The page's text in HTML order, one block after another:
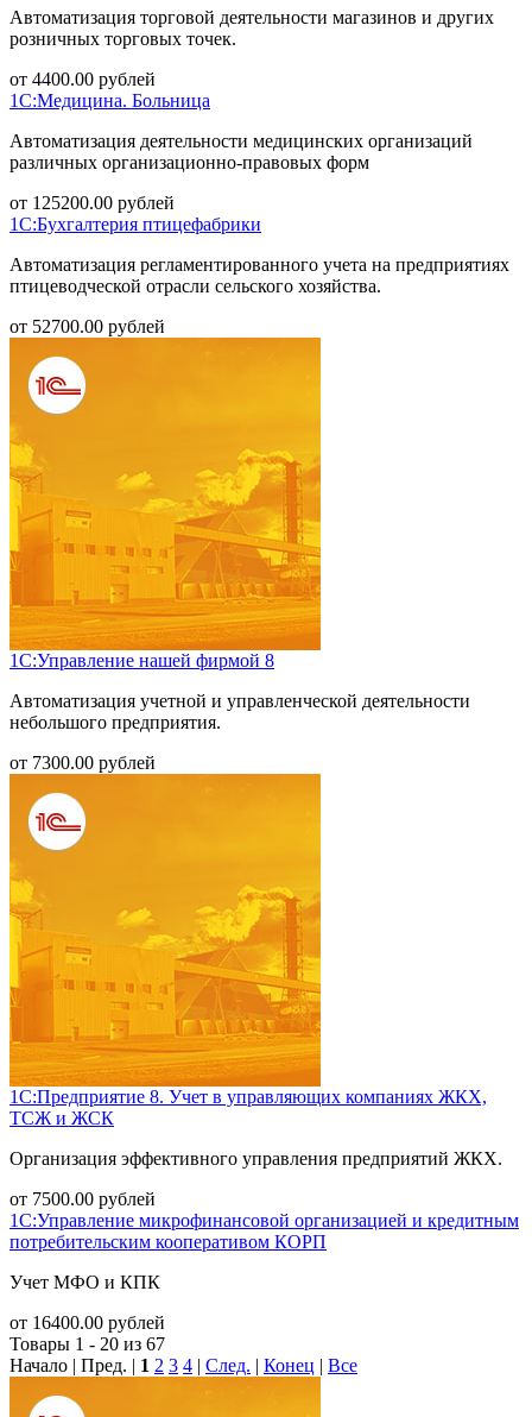
Автоматизация торговой деятельности магазинов и других
розничных торговых точек.
от 4400.00 рублей
1С:Медицина. Больница
Автоматизация деятельности медицинских организаций
различных организационно-правовых форм
от 125200.00 рублей
1С:Бухгалтерия птицефабрики
Автоматизация регламентированного учета на предприятиях
птицеводческой отрасли сельского хозяйства.
от 52700.00 рублей
1С:Управление нашей фирмой 8
Автоматизация учетной и управленческой деятельности
небольшого предприятия.
от 7300.00 рублей
1С:Предприятие 8. Учет в управляющих компаниях ЖКХ,
ТСЖ и ЖСК
Организация эффективного управления предприятий ЖКХ.
от 7500.00 рублей
1С:Управление микрофинансовой организацией и кредитным
потребительским кооперативом КОРП
Учет МФО и КПК
от 16400.00 рублей
Товары 1 - 20 из 67
Начало | Пред. | 1 2 3 4 | След. | Конец | Все